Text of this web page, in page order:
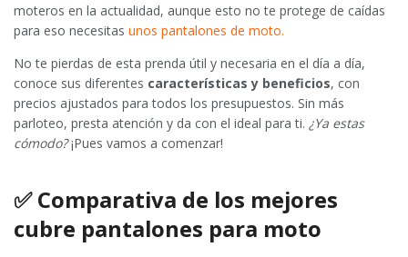
moteros en la actualidad, aunque esto no te protege de caídas
para eso necesitas unos pantalones de moto.
No te pierdas de esta prenda útil y necesaria en el día a día,
conoce sus diferentes características y beneficios, con
precios ajustados para todos los presupuestos. Sin más
parloteo, presta atención y da con el ideal para ti. ¿Ya estas
cómodo?¡Pues vamos a comenzar!
✅Comparativa de los mejores
cubre pantalones para moto